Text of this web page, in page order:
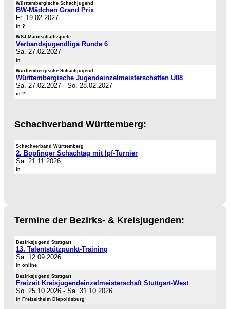
Württembergische Schachjugend
BW-Mädchen Grand Prix
Fr. 19.02.2027
in ?
WSJ Mannschaftsspiele
Verbandsjugendliga Runde 6
Sa. 27.02.2027
in
Württembergische Schachjugend
Württembergische Jugendeinzelmeisterschaften U08
Sa. 27.02.2027 - So. 28.02.2027
in ?
Schachverband Württemberg:
Schachverband Württemberg
2. Bopfinger Schachtag mit Ipf-Turnier
Sa. 21.11.2026
in
Termine der Bezirks- & Kreisjugenden:
Bezirksjugend Stuttgart
13. Talentstützpunkt-Training
Sa. 12.09.2026
in online
Bezirksjugend Stuttgart
Freizeit Kreisjugendeinzelmeisterschaft Stuttgart-West
So. 25.10.2026 - Sa. 31.10.2026
in Freizeitheim Diepoldsburg